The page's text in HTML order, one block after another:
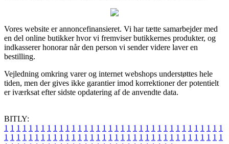
Vores website er annoncefinansieret. Vi har tætte samarbejder med
en del online butikker hvor vi fremviser butikkernes produkter, og
indkasserer honorar når den person vi sender videre laver en
bestilling.
Vejledning omkring varer og internet webshops understøttes hele
tiden, men der gives ikke garantier imod korrektioner der potentielt
er iværksat efter sidste opdatering af de anvendte data.
BITLY:
1 1 1 1 1 1 1 1 1 1 1 1 1 1 1 1 1 1 1 1 1 1 1 1 1 1 1 1 1 1 1 1 1 1 1 1
1 1 1 1 1 1 1 1 1 1 1 1 1 1 1 1 1 1 1 1 1 1 1 1 1 1 1 1 1 1 1 1 1 1 1 1